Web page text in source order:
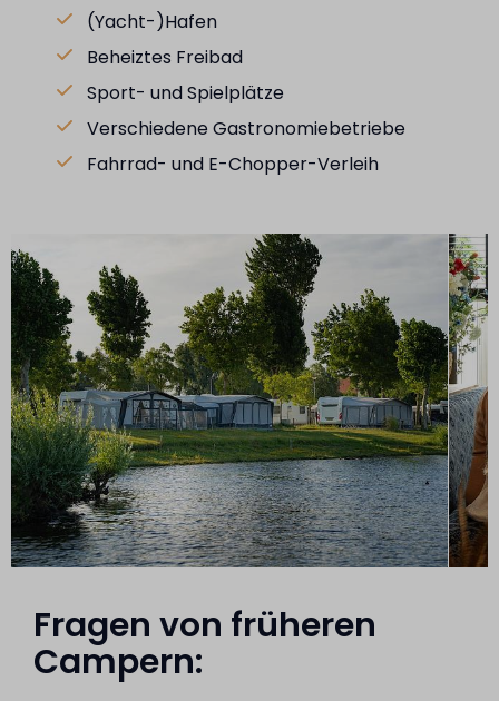
(Yacht-)Hafen
Beheiztes Freibad
Sport- und Spielplätze
Verschiedene Gastronomiebetriebe
Fahrrad- und E-Chopper-Verleih
Fragen von früheren
Campern: